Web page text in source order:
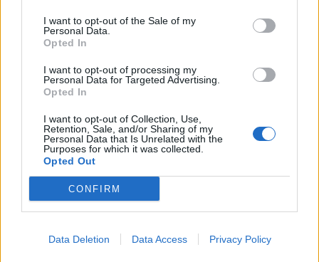
I want to opt-out of the Sale of my
Personal Data.
Opted In
I want to opt-out of processing my
Personal Data for Targeted Advertising.
Opted In
I want to opt-out of Collection, Use,
Retention, Sale, and/or Sharing of my
Personal Data that Is Unrelated with the
Purposes for which it was collected.
Opted Out
CONFIRM
Data Deletion Data Access Privacy Policy
17.2.2015, 13:30
Tom Cruisen treffiseura yllätti –
illasti Salma Hayekin ja Penelope
Cruzin kanssa